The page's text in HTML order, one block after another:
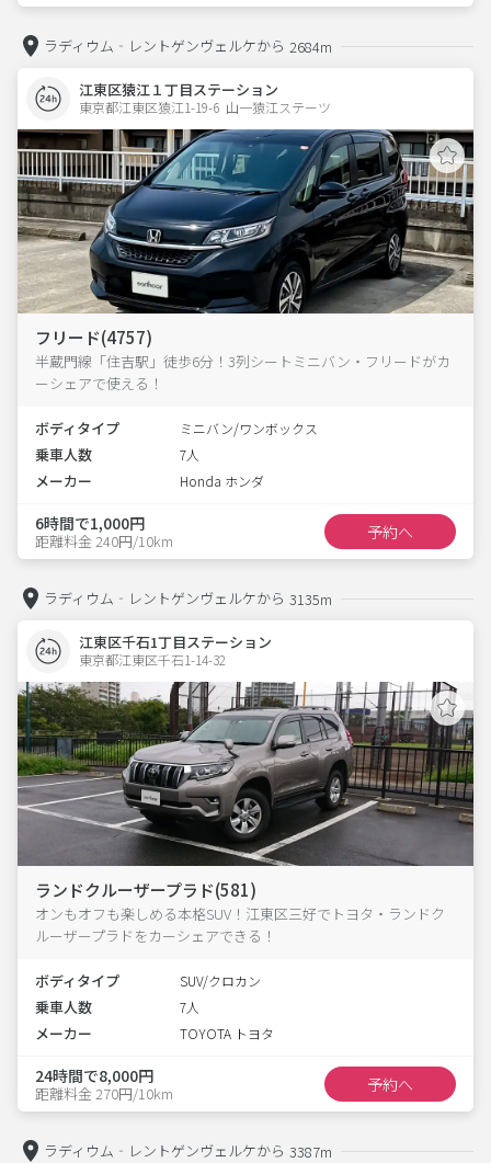
ラディウム‐レントゲンヴェルケから 2684m
江東区猿江１丁目ステーション
東京都江東区猿江1-19-6  山一猿江ステーツ
フリード(4757)
半蔵門線「住吉駅」徒歩6分！3列シートミニバン・フリードがカ
ーシェアで使える！
ボディタイプ ミニバン/ワンボックス
乗車人数 7人
メーカー Honda ホンダ
6時間で1,000円
距離料金 240円/10km 予約へ
ラディウム‐レントゲンヴェルケから 3135m
江東区千石1丁目ステーション
東京都江東区千石1-14-32
ランドクルーザープラド(581)
オンもオフも楽しめる本格SUV！江東区三好でトヨタ・ランドク
ルーザープラドをカーシェアできる！
ボディタイプ SUV/クロカン
乗車人数 7人
メーカー TOYOTA トヨタ
24時間で8,000円
距離料金 270円/10km 予約へ
ラディウム‐レントゲンヴェルケから 3387m